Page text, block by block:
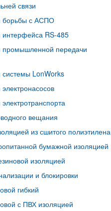
связи
борьбы с АСПО
интерфейса RS-485
промышленной передачи
системы LonWorks
вещания
из сшитого полиэтилена
бумажной изоляцией
изоляцией
и блокировки
гибкий
с ПВХ изоляцией